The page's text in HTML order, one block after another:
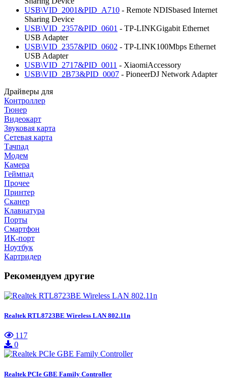
USB\VID_2001&PID_A710 - Remote NDISbased Internet
Sharing Device
USB\VID_2357&PID_0601 - TP-LINKGigabit Ethernet
USB Adapter
USB\VID_2357&PID_0602 - TP-LINK100Mbps Ethernet
USB Adapter
USB\VID_2717&PID_0011 - XiaomiAccessory
USB\VID_2B73&PID_0007 - PioneerDJ Network Adapter
Драйверы для
Контроллер
Тюнер
Видеокарт
Звуковая карта
Сетевая карта
Тачпад
Модем
Камера
Геймпад
Прочее
Принтер
Сканер
Клавиатура
Порты
Смартфон
ИК-порт
Ноутбук
Картридер
Рекомендуем другие
Realtek RTL8723BE Wireless LAN 802.11n
117
0
Realtek PCIe GBE Family Controller